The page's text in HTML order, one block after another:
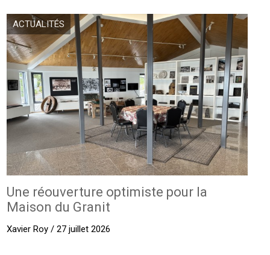
ACTUALITÉS
Une réouverture optimiste pour la
Maison du Granit
Xavier Roy / 27 juillet 2026